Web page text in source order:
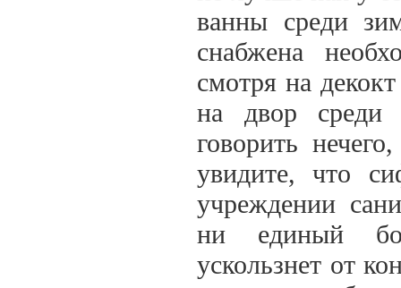
ванны среди
снабжена
смотря на
на двор среди
говорить
увидите, что
учреждении
ни единый
ускользнет от